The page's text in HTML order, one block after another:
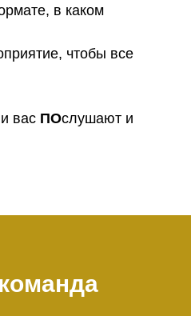
в каком
чтобы все
вас ПОслушают и